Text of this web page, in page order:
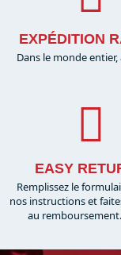
EXPÉDITION
Dans le monde entier,
EASY
Remplissez le
nos instructions et
au